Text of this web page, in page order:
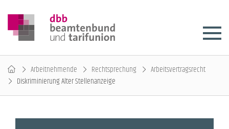
Arbeitnehmende Rechtsprechung
Arbeitsvertragsrecht
Diskriminierung Alter Stellenanzeige